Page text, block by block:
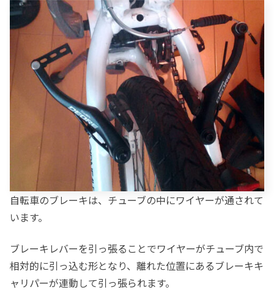
自転車のブレーキは、チューブの中にワイヤーが通されて
います。
ブレーキレバーを引っ張ることでワイヤーがチューブ内で
相対的に引っ込む形となり、離れた位置にあるブレーキキ
ャリパーが連動して引っ張られます。